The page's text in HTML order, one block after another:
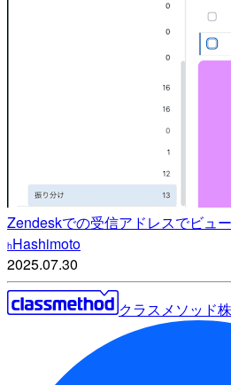
Zendeskでの受信アドレスでビュ
hHashimoto
2025.07.30
クラスメソッド